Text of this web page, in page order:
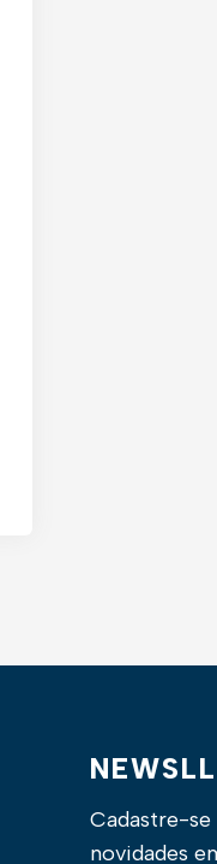
Cadastre-se
novidades